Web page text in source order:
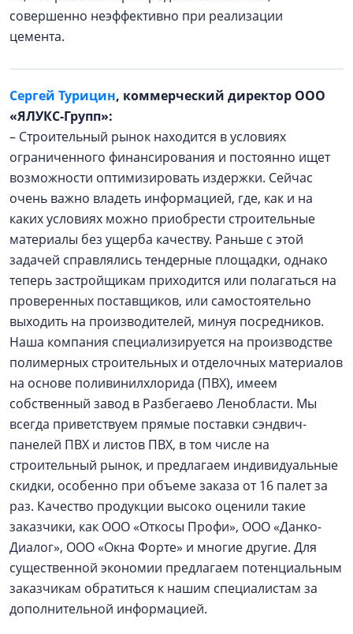
совершенно неэффективно при реализации
цемента.
Сергей Турицин, коммерческий директор ООО
«ЯЛУКС-Групп»:
– Строительный рынок находится в условиях
ограниченного финансирования и постоянно ищет
возможности оптимизировать издержки. Сейчас
очень важно владеть информацией, где, как и на
каких условиях можно приобрести строительные
материалы без ущерба качеству. Раньше с этой
задачей справлялись тендерные площадки, однако
теперь застройщикам приходится или полагаться на
проверенных поставщиков, или самостоятельно
выходить на производителей, минуя посредников.
Наша компания специализируется на производстве
полимерных строительных и отделочных материалов
на основе поливинилхлорида (ПВХ), имеем
собственный завод в Разбегаево Ленобласти. Мы
всегда приветствуем прямые поставки сэндвич-
панелей ПВХ и листов ПВХ, в том числе на
строительный рынок, и предлагаем индивидуальные
скидки, особенно при объеме заказа от 16 палет за
раз. Качество продукции высоко оценили такие
заказчики, как ООО «Откосы Профи», ООО «Данко-
Диалог», ООО «Окна Форте» и многие другие. Для
существенной экономии предлагаем потенциальным
заказчикам обратиться к нашим специалистам за
дополнительной информацией.